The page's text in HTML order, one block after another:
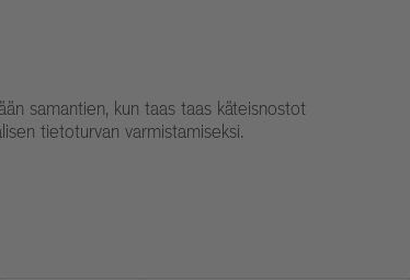
samantien, kun taas taas käteisnostot
tietoturvan varmistamiseksi.